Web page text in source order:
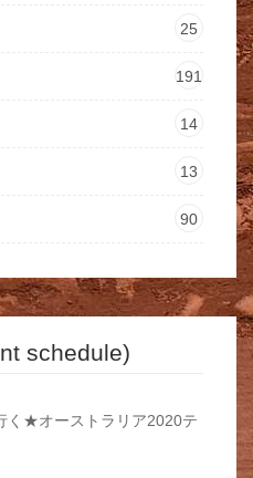
25
191
14
13
90
schedule)
く★オーストラリア2020テ